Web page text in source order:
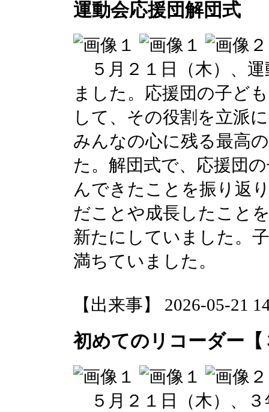
運動会応援団解団式
５月２１日（木）、運
ました。応援団の子ど
して、その役割を立派
みんなの心に残る最高
た。解団式で、応援団
んできたことを振り返
だことや成長したこと
新たにしていました。
満ちていました。
【出来事】 2026-05-21
初めてのリコーダー【
５月２１日（木）、